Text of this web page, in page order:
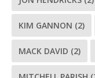
KIM GANNON (2)
MACK DAVID (2)